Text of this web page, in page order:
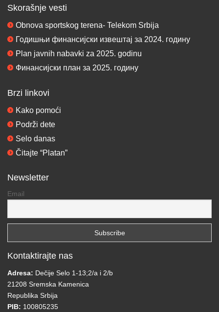
Skorašnje vesti
Obnova sportskog terena- Telekom Srbija
Годишњи финансијски извештај за 2024. годину
Plan javnih nabavki za 2025. godinu
Финансијски план за 2025. годину
Brzi linkovi
Kako pomoći
Podrži dete
Selo danas
Čitajte “Platan”
Newsletter
Email
Kontaktirajte nas
Adresa: Dečije Selo 1-13;2/a i 2/b
21208 Sremska Kamenica
Republika Srbija
PIB: 100805235